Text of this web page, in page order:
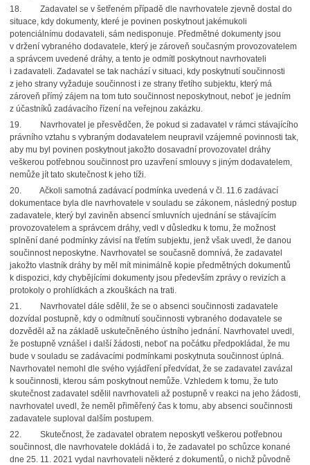
18. Zadavatel se v šetřeném případě dle navrhovatele zjevně dostal do
situace, kdy dokumenty, které je povinen poskytnout jakémukoli
potenciálnímu dodavateli, sám nedisponuje. Předmětné dokumenty jsou
v držení vybraného dodavatele, který je zároveň současným provozovatelem
a správcem uvedené dráhy, a tento je odmítl poskytnout navrhovateli
i zadavateli. Zadavatel se tak nachází v situaci, kdy poskytnutí součinnosti
z jeho strany vyžaduje součinnost i ze strany třetího subjektu, který má
zároveň přímý zájem na tom tuto součinnost neposkytnout, neboť je jedním
z účastníků zadávacího řízení na veřejnou zakázku.
19. Navrhovatel je přesvědčen, že pokud si zadavatel v rámci stávajícího
právního vztahu s vybraným dodavatelem neupravil vzájemné povinnosti tak,
aby mu byl povinen poskytnout jakožto dosavadní provozovatel dráhy
veškerou potřebnou součinnost pro uzavření smlouvy s jiným dodavatelem,
nemůže jít tato skutečnost k jeho tíži.
20. Ačkoli samotná zadávací podmínka uvedená v čl. 11.6 zadávací
dokumentace byla dle navrhovatele v souladu se zákonem, následný postup
zadavatele, který byl zaviněn absencí smluvních ujednání se stávajícím
provozovatelem a správcem dráhy, vedl v důsledku k tomu, že možnost
splnění dané podmínky závisí na třetím subjektu, jenž však uvedl, že danou
součinnost neposkytne. Navrhovatel se současně domnívá, že zadavatel
jakožto vlastník dráhy by měl mít minimálně kopie předmětných dokumentů
k dispozici, kdy chybějícími dokumenty jsou především zprávy o revizích a
protokoly o prohlídkách a zkouškách na trati.
21. Navrhovatel dále sdělil, že se o absenci součinnosti zadavatele
dozvídal postupně, kdy o odmítnutí součinnosti vybraného dodavatele se
dozvěděl až na základě uskutečněného ústního jednání. Navrhovatel uvedl,
že postupně vznášel i další žádosti, neboť na počátku předpokládal, že mu
bude v souladu se zadávacími podmínkami poskytnuta součinnost úplná.
Navrhovatel nemohl dle svého vyjádření předvídat, že se zadavatel zavázal
k součinnosti, kterou sám poskytnout nemůže. Vzhledem k tomu, že tuto
skutečnost zadavatel sdělil navrhovateli až postupně v reakci na jeho žádosti,
navrhovatel uvedl, že neměl přiměřený čas k tomu, aby absenci součinnosti
zadavatele suploval dalším postupem.
22. Skutečnost, že zadavatel obratem neposkytl veškerou potřebnou
součinnost, dle navrhovatele dokládá i to, že zadavatel po schůzce konané
dne 25. 11. 2021 vydal navrhovateli některé z dokumentů, o nichž původně